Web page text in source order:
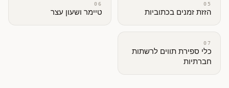
05
הזזת זמנים בכתוביות
06
טיימר ושעון עצר
07
כלי ספירת תווים לרשתות
חברתיות